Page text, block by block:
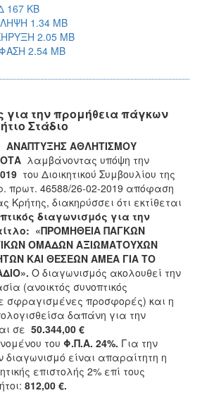
167 KB
1.34 MB
2.05 MB
2.54 MB
για την προμήθεια πάγκων
Στάδιο
ΑΝΑΠΤΥΞΗΣ ΑΘΛΗΤΙΣΜΟΥ
λαμβάνοντας υπόψη την
του Διοικητικού Συμβουλίου της
πρωτ. 46588/26-02-2019 απόφαση
Κρήτης, διακηρύσσει ότι εκτίθεται
διαγωνισμός για την
«ΠΡΟΜΗΘΕΙΑ ΠΑΓΚΩΝ
ΟΜΑΔΩΝ ΑΞΙΩΜΑΤΟΥΧΩΝ
ΚΑΙ ΘΕΣΕΩΝ ΑΜΕΑ ΓΙΑ ΤΟ
Ο διαγωνισμός ακολουθεί την
(ανοικτός συνοπτικός
σφραγισμένες προσφορές) και η
δαπάνη για την
σε 50.344,00 €
του Φ.Π.Α. 24%. Για την
διαγωνισμό είναι απαραίτητη η
επιστολής 2% επί τους
812,00 €.